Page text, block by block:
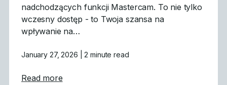
nadchodzących funkcji Mastercam. To nie tylko
wczesny dostęp - to Twoja szansa na
wpływanie na…
January 27, 2026 | 2 minute read
Read moreabout Mastercam CONNECT: Wczesny